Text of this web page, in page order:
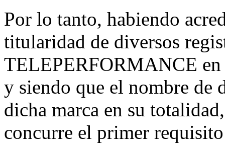
Por lo tanto, habiendo
titularidad de diversos
TELEPERFORMANCE
y siendo que el nombre de
dicha marca en su
concurre el primer